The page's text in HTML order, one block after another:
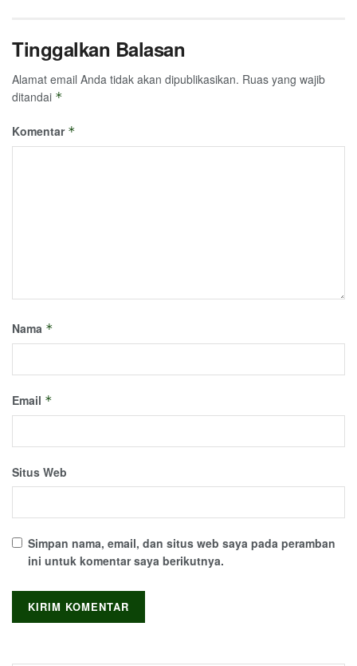
Tinggalkan Balasan
Alamat email Anda tidak akan dipublikasikan. Ruas yang wajib
ditandai *
Komentar *
Nama *
Email *
Situs Web
Simpan nama, email, dan situs web saya pada peramban
ini untuk komentar saya berikutnya.